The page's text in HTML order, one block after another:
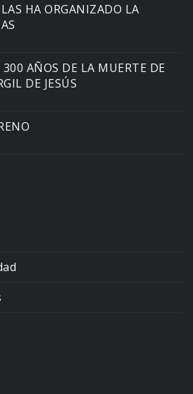
HA ORGANIZADO LA
AÑOS DE LA MUERTE DE
DE JESÚS